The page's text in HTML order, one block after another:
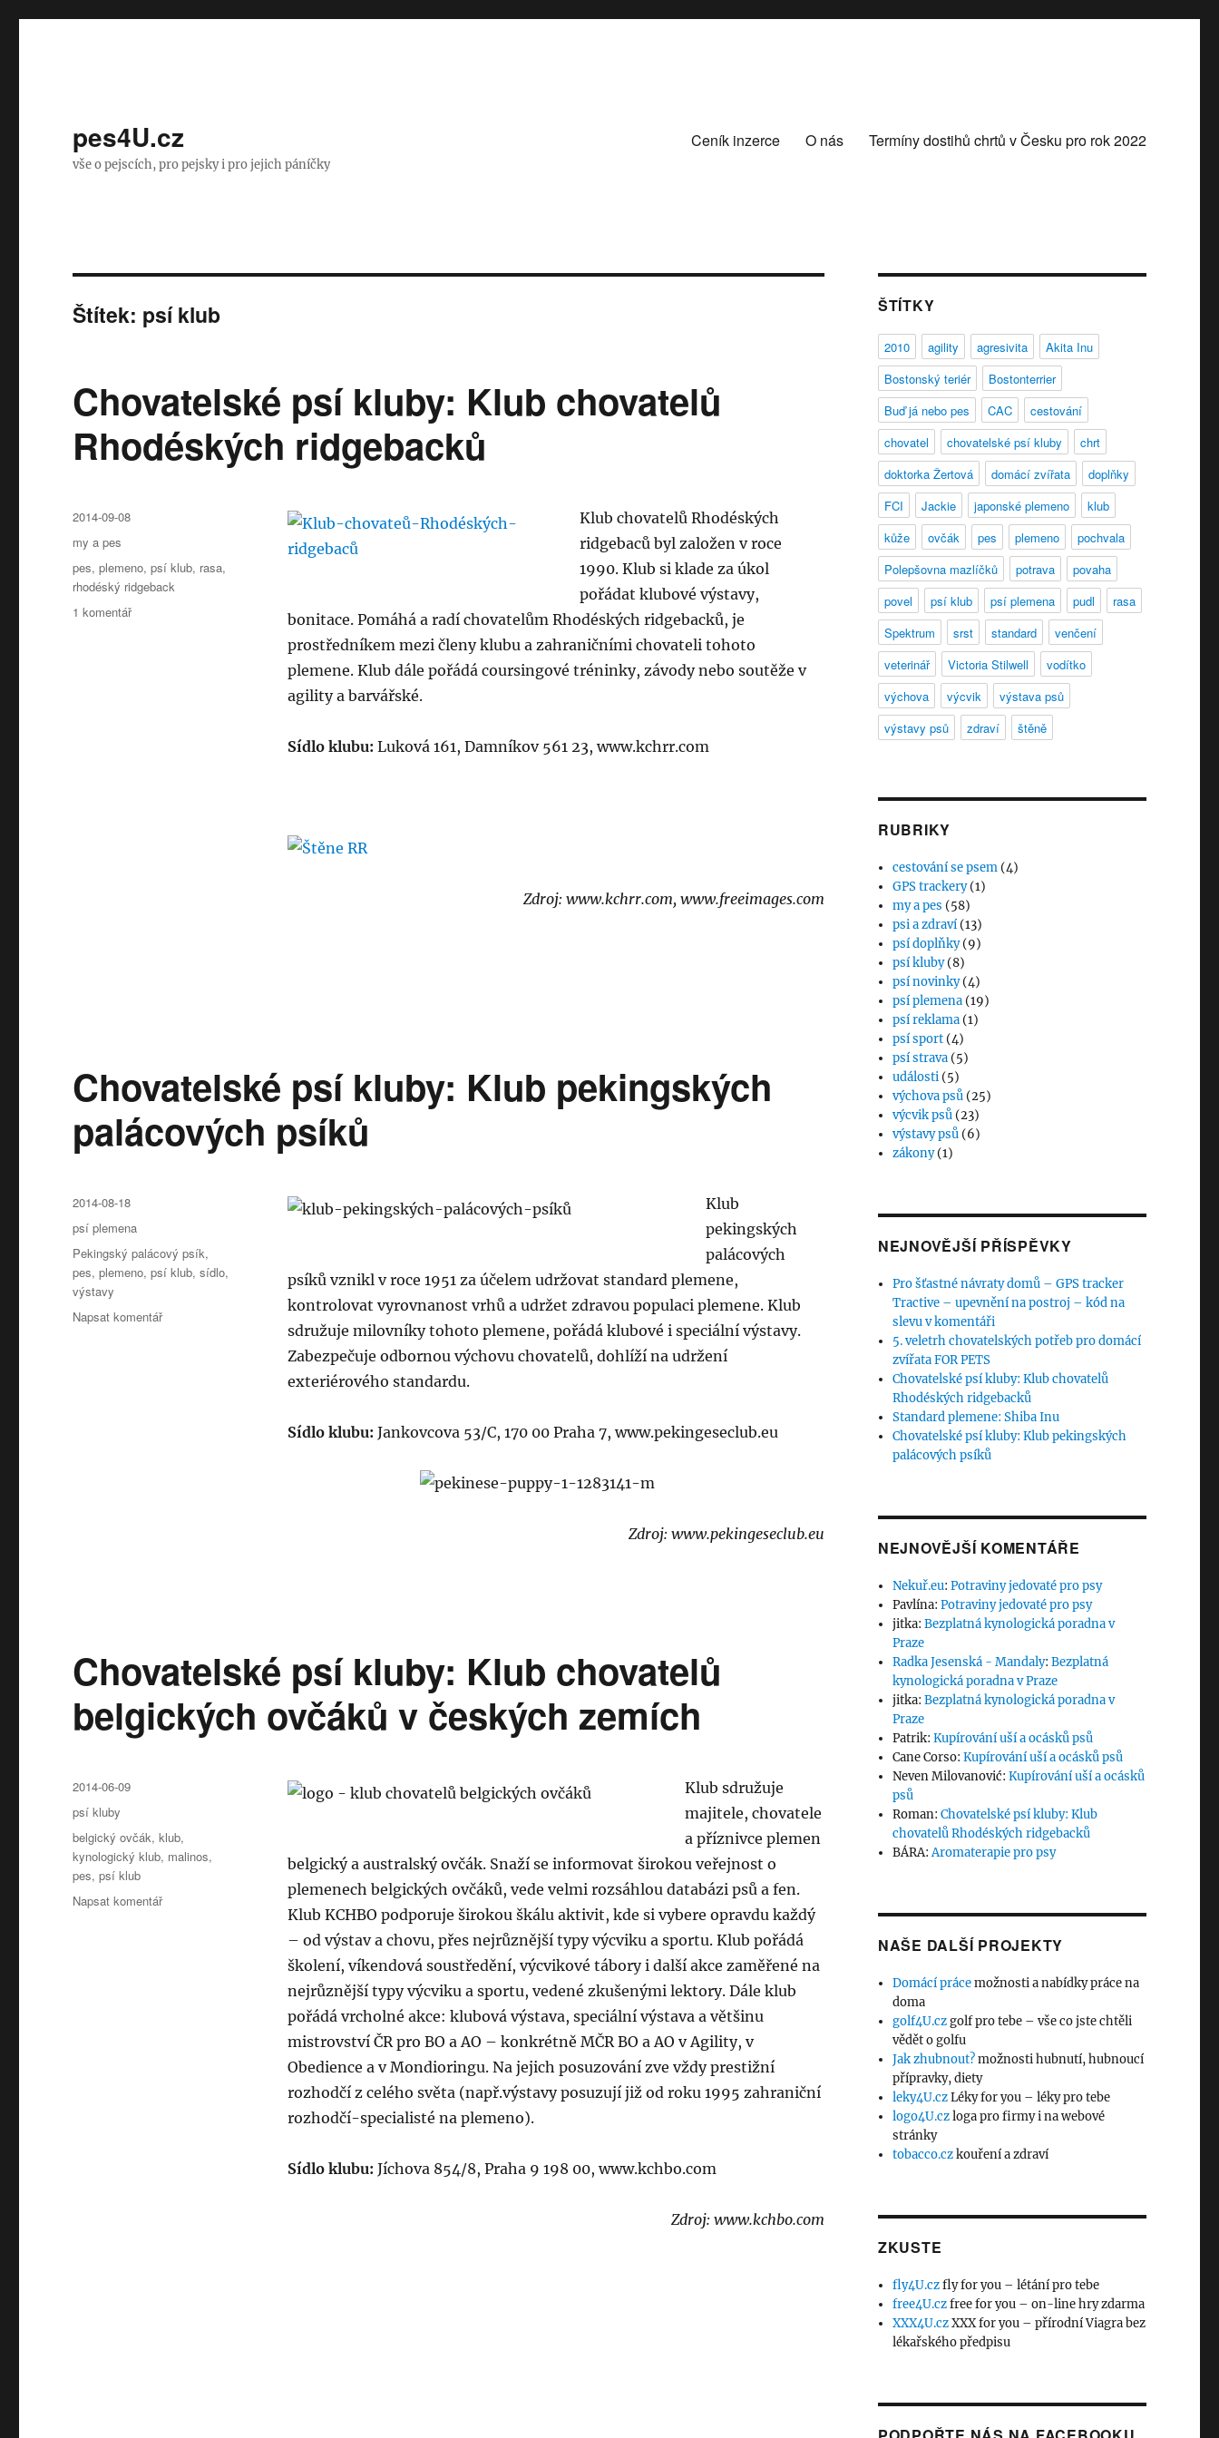
pes4U.cz
vše o pejscích, pro pejsky i pro jejich páníčky
Ceník inzerce O nás Termíny dostihů chrtů v Česku pro rok 2022
Štítek: psí klub
Chovatelské psí kluby: Klub chovatelů
Rhodéských ridgebacků
Klub chovatelů Rhodéských
ridgebaců byl založen v roce
1990. Klub si klade za úkol
pořádat klubové výstavy,
bonitace. Pomáhá a radí chovatelům Rhodéských ridgebacků, je
prostředníkem mezi členy klubu a zahraničními chovateli tohoto
plemene. Klub dále pořádá coursingové tréninky, závody nebo soutěže v
agility a barvářské.
Sídlo klubu: Luková 161, Damníkov 561 23, www.kchrr.com
Zdroj: www.kchrr.com, www.freeimages.com
Publikováno:
2014-09-08
Rubriky:
my a pes
Štítky:
pes,plemeno,psí klub, rasa,
rhodéský ridgeback
1 komentářu
Chovatelské psí kluby: Klub pekingských
palácových psíků
Klub
pekingských
palácových
psíků vznikl v roce 1951 za účelem udržovat standard plemene,
kontrolovat vyrovnanost vrhů a udržet zdravou populaci plemene. Klub
sdružuje milovníky tohoto plemene, pořádá klubové i speciální výstavy.
Zabezpečuje odbornou výchovu chovatelů, dohlíží na udržení
exteriérového standardu.
Sídlo klubu: Jankovcova 53/C, 170 00 Praha 7, www.pekingeseclub.eu
Zdroj: www.pekingeseclub.eu
Publikováno:
2014-08-18
Rubriky:
psí plemena
Štítky:
Pekingský palácový psík,
pes,plemeno,psí klub,sídlo,
výstavy
Napsat komentářpro
Chovatelské psí kluby: Klub chovatelů
belgických ovčáků v českých zemích
Klub sdružuje
majitele, chovatele
a příznivce plemen
belgický a australský ovčák. Snaží se informovat širokou veřejnost o
plemenech belgických ovčáků, vede velmi rozsáhlou databázi psů a fen.
Klub KCHBO podporuje širokou škálu aktivit, kde si vybere opravdu každý
– od výstav a chovu, přes nejrůznější typy výcviku a sportu. Klub pořádá
školení, víkendová soustředění, výcvikové tábory i další akce zaměřené na
nejrůznější typy výcviku a sportu, vedené zkušenými lektory. Dále klub
pořádá vrcholné akce: klubová výstava, speciální výstava a většinu
mistrovství ČR pro BO a AO – konkrétně MČR BO a AO v Agility, v
Obedience a v Mondioringu. Na jejich posuzování zve vždy prestižní
rozhodčí z celého světa (např.výstavy posuzují již od roku 1995 zahraniční
rozhodčí-specialisté na plemeno).
Sídlo klubu: Jíchova 854/8, Praha 9 198 00, www.kchbo.com
Zdroj: www.kchbo.com
Publikováno:
2014-06-09
Rubriky:
psí kluby
Štítky:
belgický ovčák,klub,
kynologický klub, malinos,
pes,psí klub
Napsat komentářpro
ŠTÍTKY
2010 agility agresivita
Akita Inu
Bostonský teriér
Bostonterrier
Buď já nebo pes
CAC
cestování
chovatel
chovatelské psí kluby
chrt
doktorka Žertová
domácí zvířata
doplňky
FCI
Jackie japonské plemeno
klub
kůže
ovčák pes plemeno
pochvala
Polepšovna mazlíčků
potrava
povaha
povel
psí klub psí plemena pudl
rasa
Spektrum
srst standard
venčení
veterinář
Victoria Stilwell
vodítko
výchova
výcvik
výstava psů
výstavy psů
zdraví štěně
RUBRIKY
cestování se psem (4)
GPS trackery(1)
my a pes (58)
psi a zdraví (13)
psí doplňky(9)
psí kluby(8)
psí novinky(4)
psí plemena (19)
psí reklama (1)
psí sport (4)
psí strava (5)
události (5)
výchova psů (25)
výcvik psů (23)
výstavy psů (6)
zákony(1)
NEJNOVĚJŠÍ PŘÍSPĚVKY
Pro šťastné návraty domů – GPS tracker
Tractive – upevnění na postroj – kód na
slevu v komentáři
5. veletrh chovatelských potřeb pro domácí
zvířata FOR PETS
Chovatelské psí kluby: Klub chovatelů
Rhodéských ridgebacků
Standard plemene: Shiba Inu
Chovatelské psí kluby: Klub pekingských
palácových psíků
NEJNOVĚJŠÍ KOMENTÁŘE
Nekuř.eu:Potraviny jedovaté pro psy
Pavlína:Potraviny jedovaté pro psy
jitka:Bezplatná kynologická poradna v
Praze
Radka Jesenská - Mandaly:Bezplatná
kynologická poradna v Praze
jitka:Bezplatná kynologická poradna v
Praze
Patrik:Kupírování uší a ocásků psů
Cane Corso:Kupírování uší a ocásků psů
Neven Milovanović:Kupírování uší a ocásků
psů
Roman:Chovatelské psí kluby: Klub
chovatelů Rhodéských ridgebacků
BÁRA:Aromaterapie pro psy
NAŠE DALŠÍ PROJEKTY
Domácí prácemožnosti a nabídky práce na
doma
golf4U.czgolf pro tebe – vše co jste chtěli
vědět o golfu
Jak zhubnout?možnosti hubnutí, hubnoucí
přípravky, diety
leky4U.czLéky for you – léky pro tebe
logo4U.czloga pro firmy i na webové
stránky
tobacco.czkouření a zdraví
ZKUSTE
fly4U.czfly for you – létání pro tebe
free4U.czfree for you – on-line hry zdarma
XXX4U.czXXX for you – přírodní Viagra bez
lékařského předpisu